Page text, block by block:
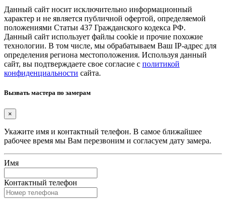
Данный сайт носит исключительно информационный
характер и не является публичной офертой, определяемой
положениями Статьи 437 Гражданского кодекса РФ.
Данный сайт использует файлы cookie и прочие похожие
технологии. В том числе, мы обрабатываем Ваш IP-адрес для
определения региона местоположения. Используя данный
сайт, вы подтверждаете свое согласие с политикой
конфиденциальности сайта.
Вызвать мастера по замерам
×
Укажите имя и контактный телефон. В самое ближайшее
рабочее время мы Вам перезвоним и согласуем дату замера.
Имя
Контактный телефон